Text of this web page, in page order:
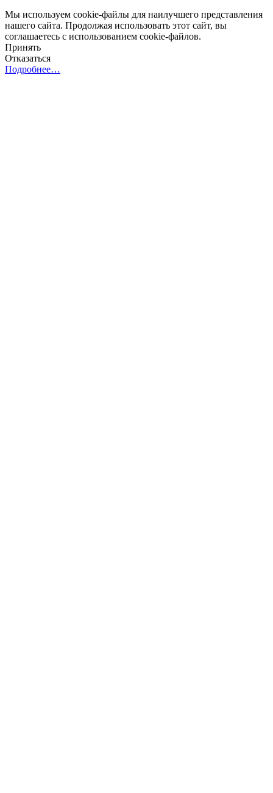
Мы используем cookie-файлы для наилучшего представления
нашего сайта. Продолжая использовать этот сайт, вы
соглашаетесь с использованием cookie-файлов.
Принять
Отказаться
Подробнее…